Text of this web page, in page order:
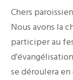
Chers
Nous avons la
participer au
se déroulera